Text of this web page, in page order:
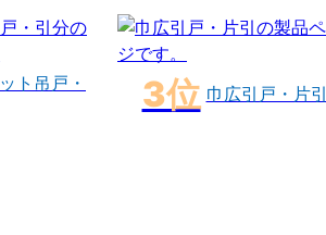
ト吊戸・
巾広引戸・片引